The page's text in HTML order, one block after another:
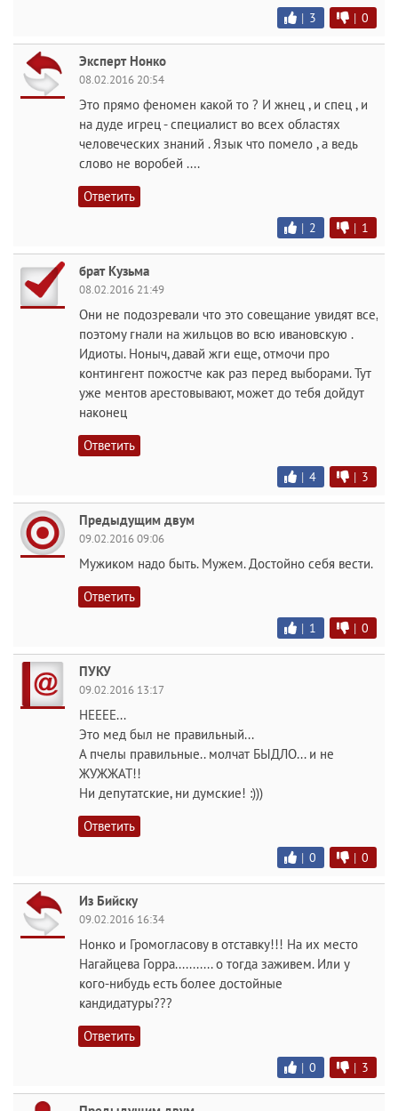
| 3 | 0
Эксперт Нонко
08.02.2016 20:54
Это прямо феномен какой то ? И жнец , и спец , и
на дуде игрец - специалист во всех областях
человеческих знаний . Язык что помело , а ведь
слово не воробей ....
Ответить
| 2 | 1
брат Кузьма
08.02.2016 21:49
Они не подозревали что это совещание увидят все,
поэтому гнали на жильцов во всю ивановскую .
Идиоты. Ноныч, давай жги еще, отмочи про
контингент пожостче как раз перед выборами. Тут
уже ментов арестовывают, может до тебя дойдут
наконец
Ответить
| 4 | 3
Предыдущим двум
09.02.2016 09:06
Мужиком надо быть. Мужем. Достойно себя вести.
Ответить
| 1 | 0
ПУКУ
09.02.2016 13:17
НЕЕЕЕ...
Это мед был не правильный...
А пчелы правильные.. молчат БЫДЛО... и не
ЖУЖЖАТ!!
Ни депутатские, ни думские! :)))
Ответить
| 0 | 0
Из Бийску
09.02.2016 16:34
Нонко и Громогласову в отставку!!! На их место
Нагайцева Горра........... о тогда заживем. Или у
кого-нибудь есть более достойные
кандидатуры???
Ответить
| 0 | 3